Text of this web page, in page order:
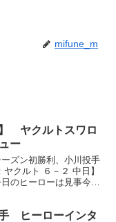
mifune_m
ヤクルトスワロ
ー
ズン初勝利、小川投手
クルト ６－２ 中日】
のヒーローは見事今シ
ヒーローインタ